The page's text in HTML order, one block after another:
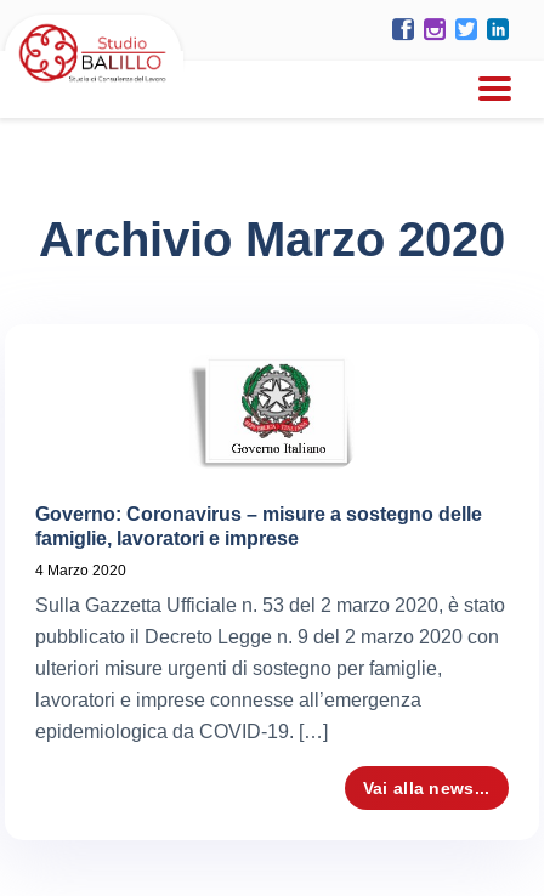
Archivio Marzo 2020
Governo: Coronavirus – misure a sostegno delle
famiglie, lavoratori e imprese
4 Marzo 2020
Sulla Gazzetta Ufficiale n. 53 del 2 marzo 2020, è stato
pubblicato il Decreto Legge n. 9 del 2 marzo 2020 con
ulteriori misure urgenti di sostegno per famiglie,
lavoratori e imprese connesse all’emergenza
epidemiologica da COVID-19. […]
Vai alla news...